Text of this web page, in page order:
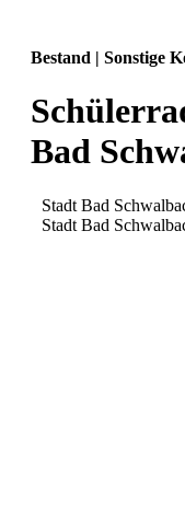
Bestand | Sonstige
Bad
Stadt Bad
Stadt Bad